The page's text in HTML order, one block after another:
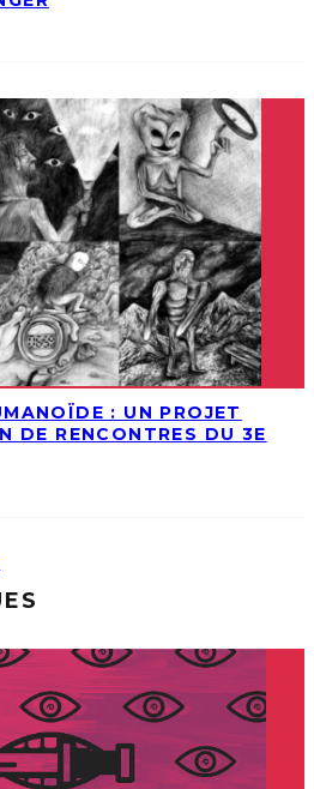
: UN PROJET
DE RENCONTRES DU 3E